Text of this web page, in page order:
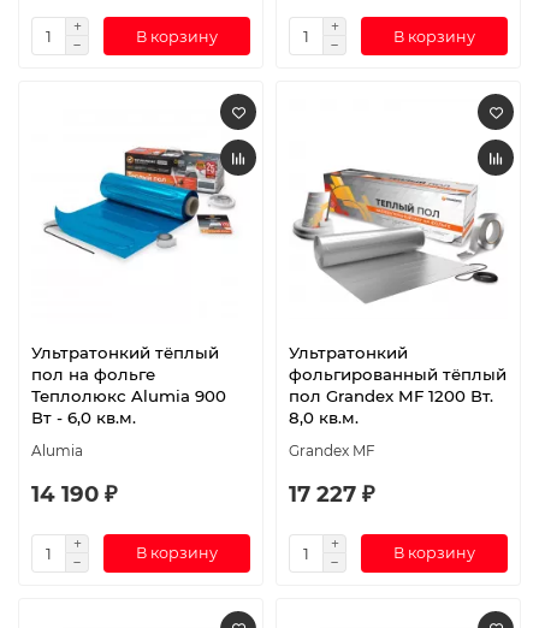
В корзину В корзину
Ультратонкий тёплый
пол на фольге
Теплолюкс Alumia 900
Вт - 6,0 кв.м.
Alumia
14 190 ₽
В корзину
Ультратонкий
фольгированный тёплый
пол Grandex MF 1200 Вт.
8,0 кв.м.
Grandex MF
17 227 ₽
В корзину